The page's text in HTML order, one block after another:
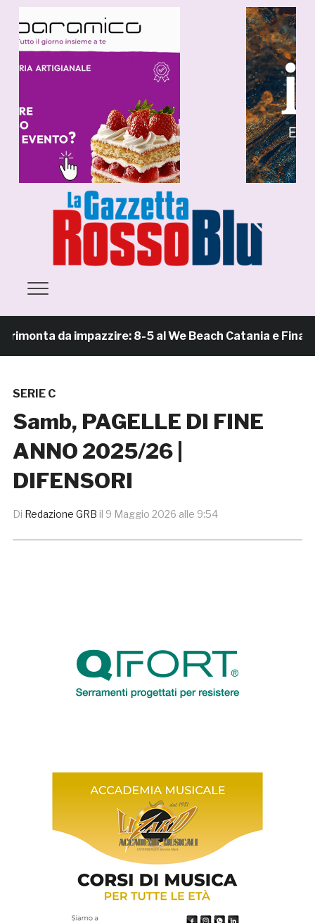
da impazzire: 8-5 al We Beach Catania e Finale
SERIE C
Samb, PAGELLE DI FINE
ANNO 2025/26 |
DIFENSORI
Di Redazione GRB il 9 Maggio 2026 alle 9:54